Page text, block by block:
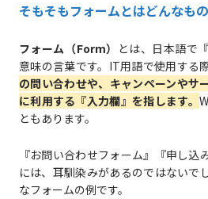
そもそもフォームとはどんなも
フォーム（Form） とは、日本語で
意味の言葉です。IT用語で使用する
の問い合わせや、キャンペーンやサ
に利用する『入力欄』を指します。
ともあります。
『お問い合わせフォーム』『申し
には、耳馴染みがあるのではないで
なフォームの例です。